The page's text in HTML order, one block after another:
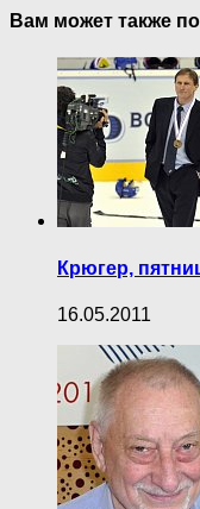
Вам может также
Крюгер,
16.05.2011